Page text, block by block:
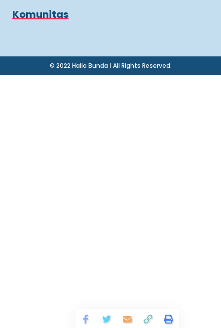
Komunitas
© 2022 Hallo Bunda | All Rights Reserved.